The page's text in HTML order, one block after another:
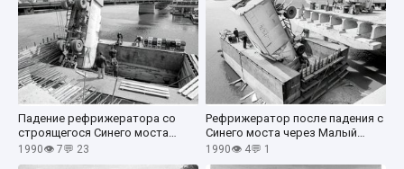
Падение рефрижератора со
строящегося Синего моста
через Малый Волховец (фото А.
Овчинников, ТАСС) · 1990
1990👁 7💬 23
Рефрижератор после падения с
Синего моста через Малый
Волховец (А. Овчинников, ТАСС)
· 21 июня 1990
1990👁 4💬 1